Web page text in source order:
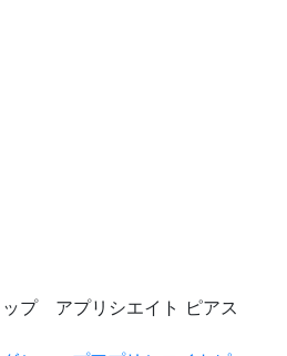
プ アプリシエイト ピアス